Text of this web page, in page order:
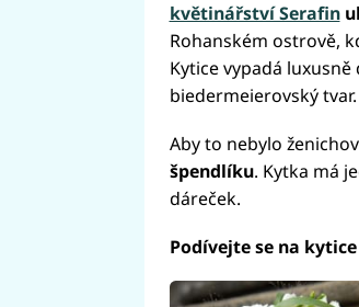
květinářství Serafin
Rohanském ostrově,
Kytice vypadá
biedermeierovský tvar.
Aby to nebylo
špendlíku. Kytka má
dáreček.
Podívejte se na